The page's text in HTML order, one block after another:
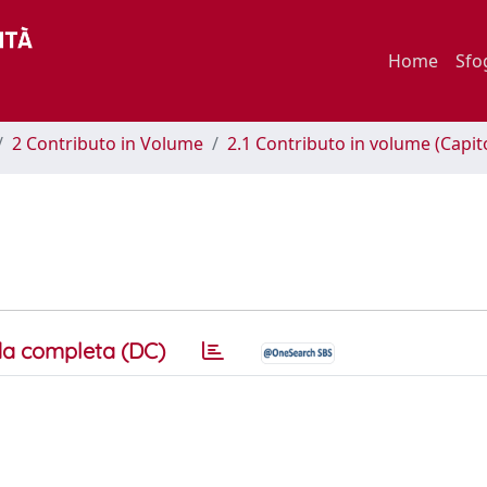
Home
2 Contributo in Volume 2.1 Contributo in volume
completa (DC)